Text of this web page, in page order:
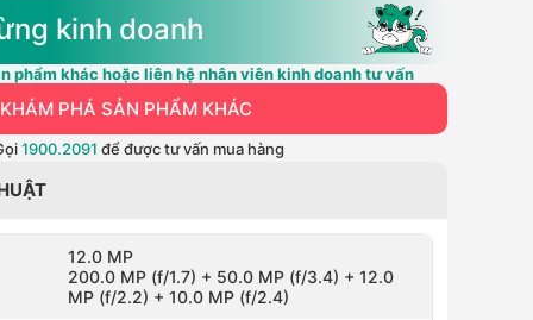
kinh doanh
phẩm khác hoặc liên hệ nhân viên kinh doanh tư vấn
KHÁM PHÁ SẢN PHẨM KHÁC
1900.2091 để được tư vấn mua hàng
12.0 MP
200.0 MP (f/1.7) + 50.0 MP (f/3.4) + 12.0
MP (f/2.2) + 10.0 MP (f/2.4)